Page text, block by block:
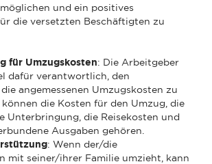
und ein positives
die versetzten Beschäftigten zu
für Umzugskosten: Die Arbeitgeber
dafür verantwortlich, den
angemessenen Umzugskosten zu
die Kosten für den Umzug, die
Unterbringung, die Reisekosten und
Ausgaben gehören.
: Wenn der/die
mit seiner/ihrer Familie umzieht, kann